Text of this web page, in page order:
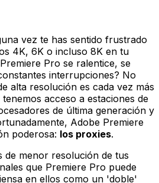
vez te has sentido frustrado
4K, 6K o incluso 8K en tu
Pro se ralentice, se
interrupciones? No
alta resolución es cada vez más
acceso a estaciones de
de última generación y
Adobe Premiere
poderosa: los proxies.
de menor resolución de tus
que Premiere Pro puede
en ellos como un 'doble'